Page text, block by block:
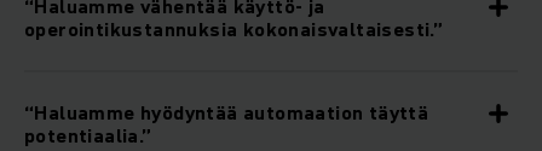
“Haluamme vähentää käyttö- ja
operointikustannuksia kokonaisvaltaisesti.”
“Haluamme hyödyntää automaation täyttä
potentiaalia.”